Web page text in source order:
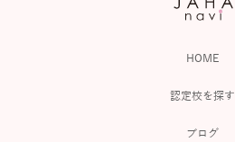
HOME
認定校を探す
ブログ